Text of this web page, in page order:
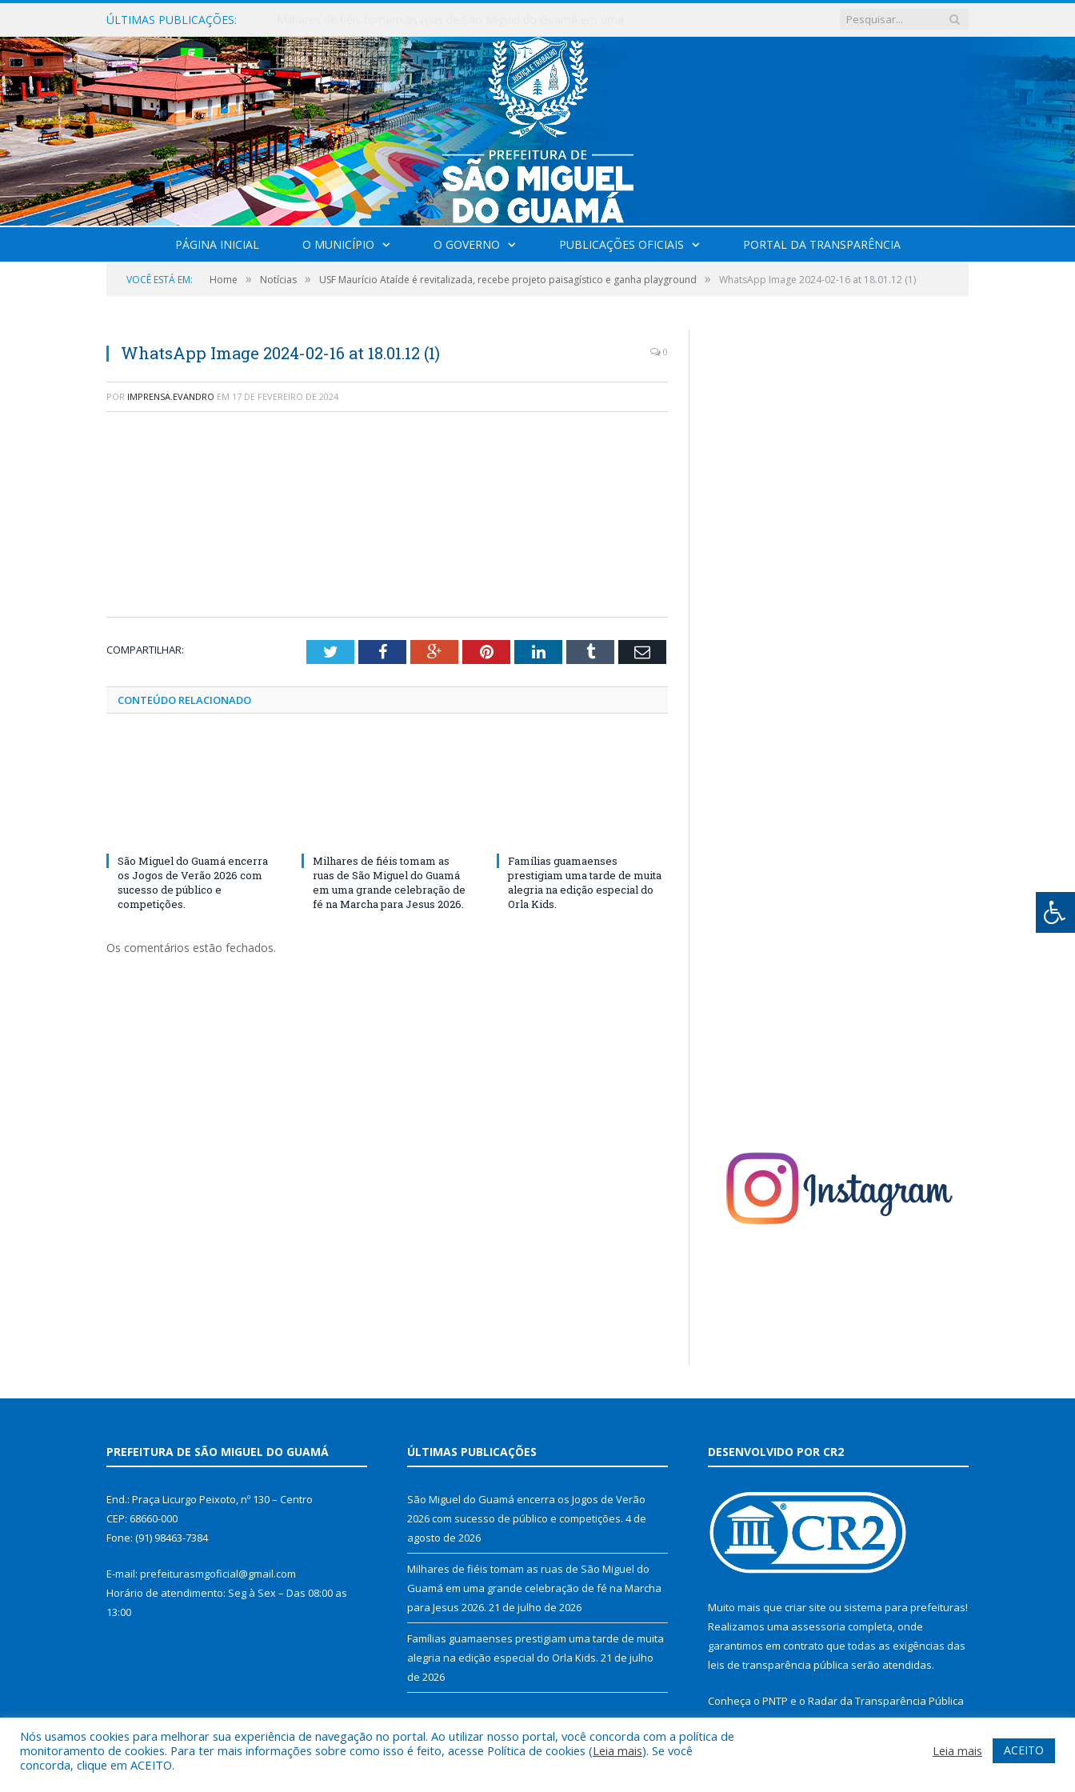
ÚLTIMAS PUBLICAÇÕES:
PÁGINA INICIAL O MUNICÍPIO O GOVERNO PUBLICAÇÕES OFICIAIS PORTAL DA TRANSPARÊNCIA
VOCÊ ESTÁ EM: Home » Notícias » USF Maurício Ataíde é revitalizada, recebe projeto paisagístico e ganha playground » WhatsApp Image 2024-02-16 at 18.01.12 (1)
WhatsApp Image 2024-02-16 at 18.01.12 (1) 0
POR IMPRENSA.EVANDRO EM 17 DE FEVEREIRO DE 2024
COMPARTILHAR: TwitterFacebookGoogle+PinterestLinkedInTumblr Email
CONTEÚDO RELACIONADO
São Miguel do Guamá encerra
os Jogos de Verão 2026 com
sucesso de público e
competições.
Milhares de fiéis tomam as
ruas de São Miguel do Guamá
em uma grande celebração de
fé na Marcha para Jesus 2026.
Famílias guamaenses
prestigiam uma tarde de muita
alegria na edição especial do
Orla Kids.
Os comentários estão fechados.
PREFEITURA DE SÃO MIGUEL DO GUAMÁ
End.: Praça Licurgo Peixoto, nº 130 – Centro
CEP: 68660-000
Fone: (91) 98463-7384
E-mail: prefeiturasmgoficial@gmail.com
Horário de atendimento: Seg à Sex – Das 08:00 as
13:00
ÚLTIMAS PUBLICAÇÕES
São Miguel do Guamá encerra os Jogos de Verão
2026 com sucesso de público e competições. 4 de
agosto de 2026
Milhares de fiéis tomam as ruas de São Miguel do
Guamá em uma grande celebração de fé na Marcha
para Jesus 2026. 21 de julho de 2026
Famílias guamaenses prestigiam uma tarde de muita
alegria na edição especial do Orla Kids. 21 de julho
de 2026
DESENVOLVIDO POR CR2
Muito mais que criar site ou sistema para prefeituras!
Realizamos uma assessoria completa, onde
garantimos em contrato que todas as exigências das
leis de transparência pública serão atendidas.
Conheça o PNTP e o Radar da Transparência Pública
Nós usamos cookies para melhorar sua experiência de navegação no portal. Ao utilizar nosso portal, você concorda com a política de
monitoramento de cookies. Para ter mais informações sobre como isso é feito, acesse Política de cookies (Leia mais). Se você
concorda, clique em ACEITO.
Leia mais ACEITO